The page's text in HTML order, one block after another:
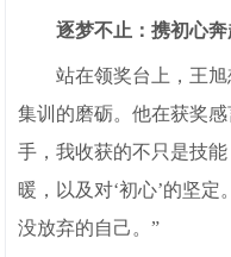
逐梦不止：携初心
站在领奖台上，王
集训的磨砺。他在获奖
手，我收获的不只是技
暖，以及对‘初心’的坚
没放弃的自己。”